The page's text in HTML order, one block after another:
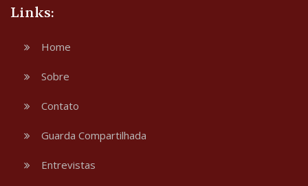
Links:
Home
Sobre
Contato
Guarda Compartilhada
Entrevistas